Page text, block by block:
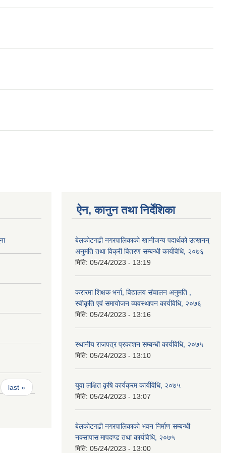
last »
ऐन, कानुन तथा निर्देशिका
बेलकोटगढी नगरपालिकाको खानीजन्य पदार्थको उत्खनन्
अनुमति तथा विक्री वितरण सम्बन्धी कार्यविधि, २०७६
मिति: 05/24/2023 - 13:19
करारमा शिक्षक भर्ना, विद्यालय संचालन अनुमति ,
स्वीकृति एवं समायोजन व्यवस्थापन कार्यविधि, २०७६
मिति: 05/24/2023 - 13:16
स्थानीय राजपत्र प्रकाशन सम्बन्धी कार्यविधि, २०७५
मिति: 05/24/2023 - 13:10
युवा लक्षित कृषि कार्यक्रम कार्यविधि, २०७५
मिति: 05/24/2023 - 13:07
बेलकोटगढी नगरपालिकाको भवन निर्माण सम्बन्धी
नक्सापास मापदण्ड तथा कार्यविधि, २०७५
मिति: 05/24/2023 - 13:00